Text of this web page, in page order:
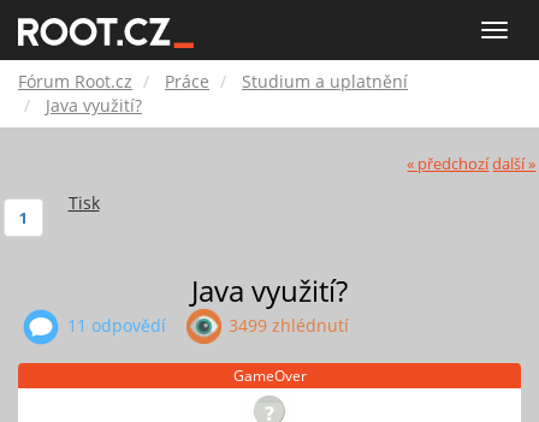
Toggle
Root.cz
Fórum Root.cz Práce
Studium a uplatnění
Java využití?
« předchozídalší »
Tisk
1
Java využití?
11 odpovědí 3499 zhlédnutí
GameOver